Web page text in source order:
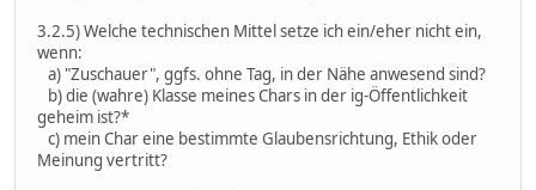
3.2.5) Welche technischen Mittel setze ich ein/eher nicht ein,
wenn:
a) "Zuschauer", ggfs. ohne Tag, in der Nähe anwesend sind?
b) die (wahre) Klasse meines Chars in der ig-Öffentlichkeit
geheim ist?*
c) mein Char eine bestimmte Glaubensrichtung, Ethik oder
Meinung vertritt?